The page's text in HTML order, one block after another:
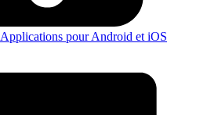
Applications pour Android et iOS